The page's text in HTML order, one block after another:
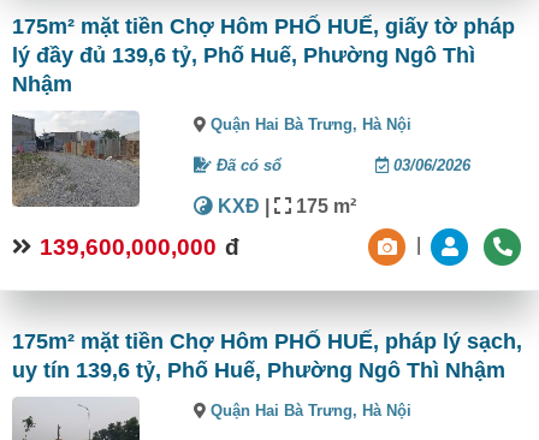
175m² mặt tiền Chợ Hôm PHỐ HUẾ, giấy tờ pháp
lý đầy đủ 139,6 tỷ, Phố Huế, Phường Ngô Thì
Nhậm
Quận Hai Bà Trưng,Hà Nội
Đã có sổ 03/06/2026
KXĐ | 175 m²
139,600,000,000 đ
175m² mặt tiền Chợ Hôm PHỐ HUẾ, pháp lý sạch,
uy tín 139,6 tỷ, Phố Huế, Phường Ngô Thì Nhậm
Quận Hai Bà Trưng,Hà Nội